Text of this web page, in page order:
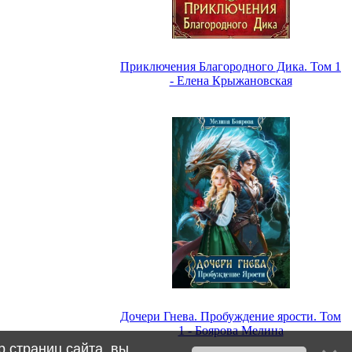
Приключения Благородного Дика. Том 1
- Елена Крыжановская
Дочери Гнева. Пробуждение ярости. Том
1 - Боярова Мелина
страниц сайта, вы